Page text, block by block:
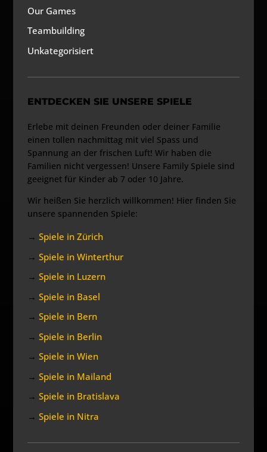
Our Games
Teambuilding
Unkategorisiert
ENTDECKEN SIE UNSERE SPIELE
Erlebe mit deinen Freunden oder deiner Familie
einen tollen nachmittag mit viel Spass und
Spannung an der frischen Luft! Wir haben die
Familien nicht vergessen! Unsere Family Spiele sind
geeignet für Kinder ab 7 oder 10 Jahre.
Wir heißen Sie herzlich willkommen! Hier finden Sie
unsere spannenden Spiele:
→Spiele in Zürich
→Spiele in Winterthur
→Spiele in Luzern
→Spiele in Basel
→Spiele in Bern
→Spiele in Berlin
→Spiele in Wien
→Spiele in Mailand
→Spiele in Bratislava
→Spiele in Nitra